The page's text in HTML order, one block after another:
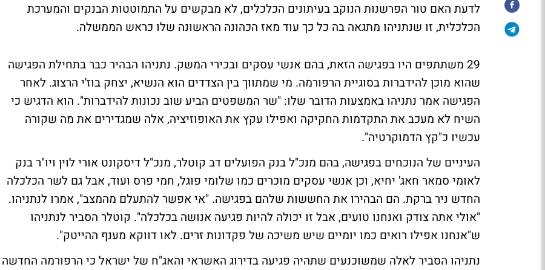
לדעת האם טור הפרשנות הנוקב בעיתונים הכלכלים, לא מבקשים על התמוטטות הבנקים והמערכת
הכלכלית, זו שנתניהו מתגאה בה כל כך עוד מאז הכהונה הראשונה שלו כראש הממשלה.
29 משתתפים היו בפגישה הזאת, בהם אנשי עסקים ובכירי המשק. נתניהו הבהיר כבר בתחילת הפגישה
שהוא מוכן להידברות בסוגיית הרפורמה. מי שמתווך בין הצדדים הוא הנשיא, יצחק בוז'י הרצוג. לאחר
הפגישה אמר נתניהו באמצעות הדובר שלו: "שר המשפטים הביע שוב נכונות להידברות". הוא הדגיש כי
השיח לא מעכב את התקדמות החקיקה ואפילו עקץ את האופוזיציה, אלה שמגדירים את מה שקורה
עכשיו כ"קץ הדמוקרטיה".
העיניים של הנוכחים בפגישה, בהם מנכ"ל בנק הפועלים דב קוטלר, מנכ"ל דיסקונט אורי לוין ויו"ר בנק
לאומי סמאר חאג' יחיא, וכן אנשי עסקים מוכרים כמו שלומי פוגל, חמי פרס ועוד, אבל גם לשר הכלכלה
החדש ניר ברקת. הם הבהירו את החששות שלהם בפגישה. "אי אפשר להתעלם מהמצב", אמרו לנתניהו.
"אולי אתה צודק ואנחנו טועים, אבל זו יכולה להיות פגיעה אנושה בכלכלה". קוטלר הסביר לנתניהו
ש"אנחנו אפילו רואים כמו יומיים שיש משיכה של פקדונות זרים. לאו דווקא מענף ההייטק".
נתניהו הסביר לאלה שמשוכנעים שתהיה פגיעה בדירוג האשראי והאג"ח של ישראל כי הרפורמה החדשה